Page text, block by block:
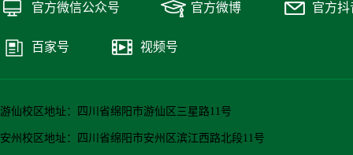
官方微信公众号 官方微博 官方抖
百家号 视频号
游仙校区地址：四川省绵阳市游仙区三星路11号
安州校区地址：四川省绵阳市安州区滨江西路北段11号